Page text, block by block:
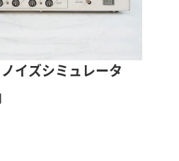
（割引率53％）
ノイズシミュレータ